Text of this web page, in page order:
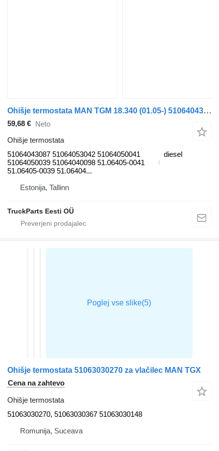
Ohišje termostata MAN TGM 18.340 (01.05-) 51064043087 za vlačilec MAN TGL, TGM, TGS, TGX (2005-2021)
59,68 € Neto
Ohišje termostata
51064043087 51064053042 51064050041
51064050039 51064040098 51.06405-0041
51.06405-0039 51.06404...
diesel
Estonija, Tallinn
TruckParts Eesti OÜ
Ohišje termostata 51063030270 za vlačilec MAN TGX
Cena na zahtevo
Ohišje termostata
51063030270, 51063030367 51063030148
Romunija, Suceava